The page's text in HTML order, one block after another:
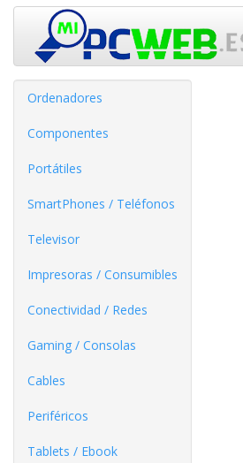
Ordenadores
Componentes
Portátiles
SmartPhones / Teléfonos
Televisor
Impresoras / Consumibles
Conectividad / Redes
Gaming / Consolas
Cables
Periféricos
Tablets / Ebook